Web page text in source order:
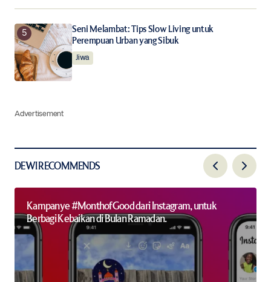
Seni Melambat: Tips Slow Living untuk
Perempuan Urban yang Sibuk
Jiwa
Advertisement
DEWI RECOMMENDS
Kampanye #MonthofGood dari Instagram, untuk
Berbagi Kebaikan di Bulan Ramadan.